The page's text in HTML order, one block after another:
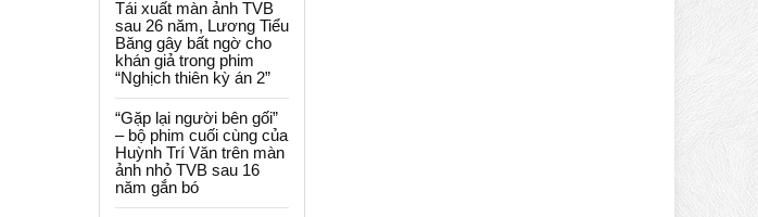
Tái xuất màn ảnh TVB
sau 26 năm, Lương Tiểu
Băng gây bất ngờ cho
khán giả trong phim
“Nghịch thiên kỳ án 2”
“Gặp lại người bên gối”
– bộ phim cuối cùng của
Huỳnh Trí Văn trên màn
ảnh nhỏ TVB sau 16
năm gắn bó